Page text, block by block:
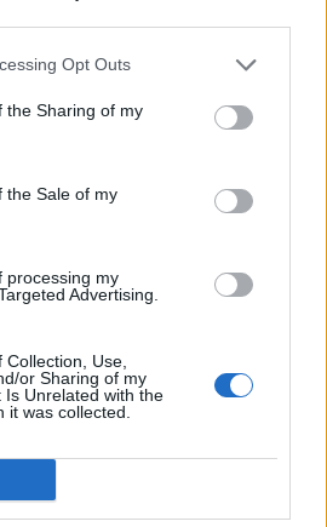
Opt Outs
the Sharing of my
the Sale of my
processing my
Advertising.
Use,
or Sharing of my
Is Unrelated with the
it was collected.
вируси
излязоха в